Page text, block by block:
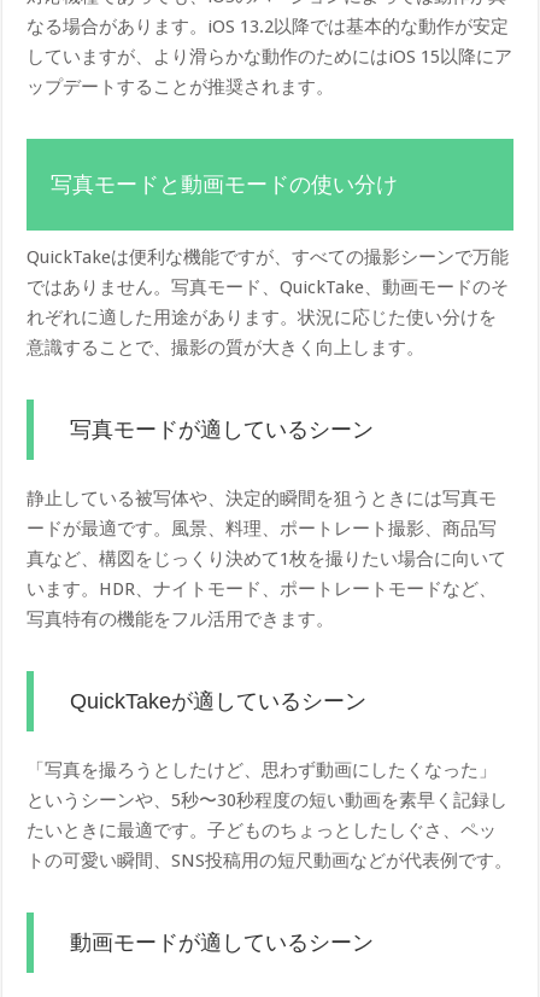
なる場合があります。iOS 13.2以降では基本的な動作が安定
していますが、より滑らかな動作のためにはiOS 15以降にア
ップデートすることが推奨されます。
写真モードと動画モードの使い分け
QuickTakeは便利な機能ですが、すべての撮影シーンで万能
ではありません。写真モード、QuickTake、動画モードのそ
れぞれに適した用途があります。状況に応じた使い分けを
意識することで、撮影の質が大きく向上します。
写真モードが適しているシーン
静止している被写体や、決定的瞬間を狙うときには写真モ
ードが最適です。風景、料理、ポートレート撮影、商品写
真など、構図をじっくり決めて1枚を撮りたい場合に向いて
います。HDR、ナイトモード、ポートレートモードなど、
写真特有の機能をフル活用できます。
QuickTakeが適しているシーン
「写真を撮ろうとしたけど、思わず動画にしたくなった」
というシーンや、5秒〜30秒程度の短い動画を素早く記録し
たいときに最適です。子どものちょっとしたしぐさ、ペッ
トの可愛い瞬間、SNS投稿用の短尺動画などが代表例です。
動画モードが適しているシーン